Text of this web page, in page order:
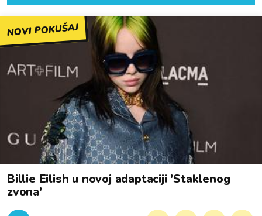
NOVI POKUŠAJ
Billie Eilish u novoj adaptaciji 'Staklenog
zvona'